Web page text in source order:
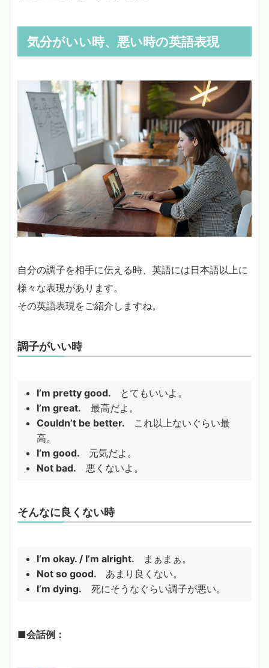
気分がいい時、悪い時の英語表現
自分の調子を相手に伝える時、英語には日本語以上に
様々な表現があります。
その英語表現をご紹介しますね。
調子がいい時
I’m pretty good.
とてもいいよ。
I’m great. 最高だよ。
Couldn’t be better. これ以上ないぐらい最
高。
I’m good. 元気だよ。
Not bad. 悪くないよ。
そんなに良くない時
I’m okay. / I’m alright.
まぁまぁ。
Not so good. あまり良くない。
I’m dying. 死にそうなぐらい調子が悪い。
■会話例：